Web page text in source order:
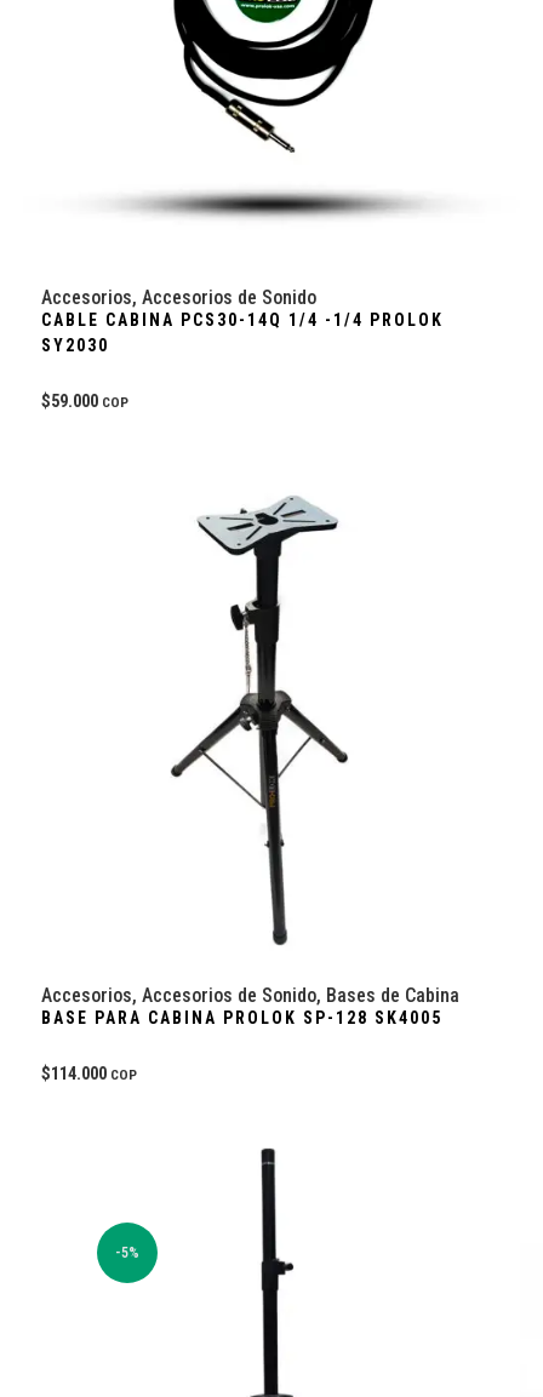
Accesorios, Accesorios de Sonido
CABLE CABINA PCS30-14Q 1/4 -1/4 PROLOK
SY2030
$59.000 COP
Accesorios, Accesorios de Sonido, Bases de Cabina
BASE PARA CABINA PROLOK SP-128 SK4005
$114.000 COP
-5%